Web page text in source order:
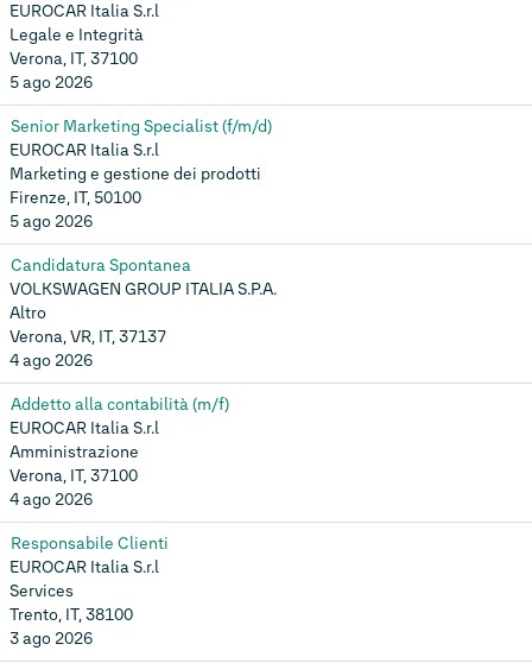
EUROCAR Italia S.r.l
Legale e Integrità
Verona, IT, 37100
5 ago 2026
Senior Marketing Specialist (f/m/d)
EUROCAR Italia S.r.l
Marketing e gestione dei prodotti
Firenze, IT, 50100
5 ago 2026
Candidatura Spontanea
VOLKSWAGEN GROUP ITALIA S.P.A.
Altro
Verona, VR, IT, 37137
4 ago 2026
Addetto alla contabilità (m/f)
EUROCAR Italia S.r.l
Amministrazione
Verona, IT, 37100
4 ago 2026
Responsabile Clienti
EUROCAR Italia S.r.l
Services
Trento, IT, 38100
3 ago 2026